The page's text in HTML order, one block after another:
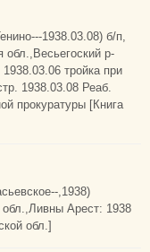
1938.03.08) б/п,
р-
тройка при
1938.03.08 Реаб.
прокуратуры [Книга
,1938)
Арест: 1938
обл.]